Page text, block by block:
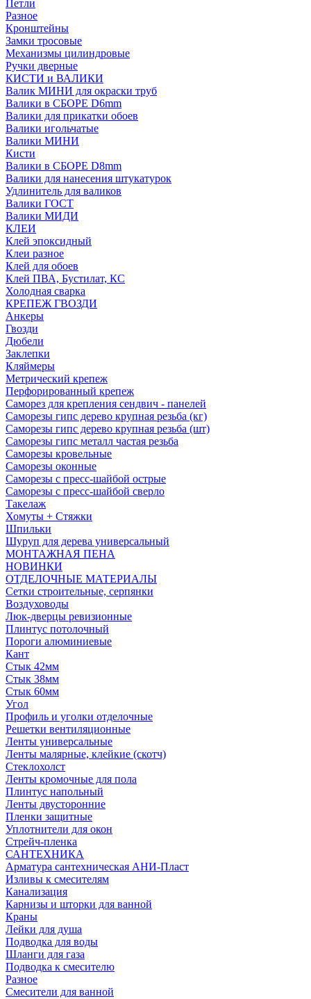
Петли
Разное
Кронштейны
Замки тросовые
Механизмы цилиндровые
Ручки дверные
КИСТИ и ВАЛИКИ
Валик МИНИ для окраски труб
Валики в СБОРЕ D6mm
Валики для прикатки обоев
Валики игольчатые
Валики МИНИ
Кисти
Валики в СБОРЕ D8mm
Валики для нанесения штукатурок
Удлинитель для валиков
Валики ГОСТ
Валики МИДИ
КЛЕИ
Клей эпоксидный
Клеи разное
Клей для обоев
Клей ПВА, Бустилат, КС
Холодная сварка
КРЕПЕЖ ГВОЗДИ
Анкеры
Гвозди
Дюбели
Заклепки
Кляймеры
Метрический крепеж
Перфорированный крепеж
Саморез для крепления сендвич - панелей
Саморезы гипс дерево крупная резьба (кг)
Саморезы гипс дерево крупная резьба (шт)
Саморезы гипс металл частая резьба
Саморезы кровельные
Саморезы оконные
Саморезы с пресс-шайбой острые
Саморезы с пресс-шайбой сверло
Такелаж
Хомуты + Стяжки
Шпильки
Шуруп для дерева универсальный
МОНТАЖНАЯ ПЕНА
НОВИНКИ
ОТДЕЛОЧНЫЕ МАТЕРИАЛЫ
Сетки строительные, серпянки
Воздуховоды
Люк-дверцы ревизионные
Плинтус потолочный
Пороги алюминиевые
Кант
Стык 42мм
Стык 38мм
Стык 60мм
Угол
Профиль и уголки отделочные
Решетки вентиляционные
Ленты универсальные
Ленты малярные, клейкие (скотч)
Стеклохолст
Ленты кромочные для пола
Плинтус напольный
Ленты двусторонние
Пленки защитные
Уплотнители для окон
Стрейч-пленка
САНТЕХНИКА
Арматура сантехническая АНИ-Пласт
Изливы к смесителям
Канализация
Карнизы и шторки для ванной
Краны
Лейки для душа
Подводка для воды
Шланги для газа
Подводка к смесителю
Разное
Смесители для ванной